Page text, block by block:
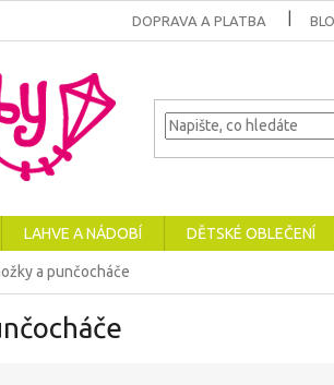
DOPRAVA A PLATBA
LAHVE A NÁDOBÍ DĚTSKÉ OBLEČENÍ
a punčocháče